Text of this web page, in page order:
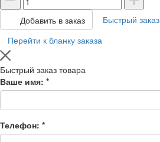
Добавить в заказ
Быстрый заказ
Перейти к бланку заказа
Быстрый заказ товара
Ваше имя: *
Телефон: *